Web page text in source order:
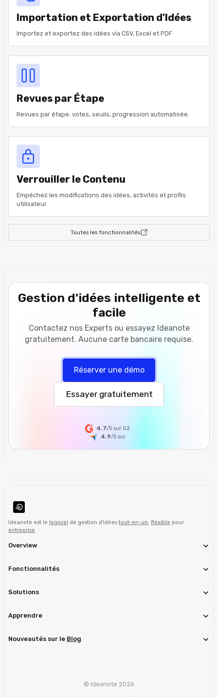
Importation et Exportation d'Idées
Importez et exportez des idées via CSV, Excel et PDF
Revues par Étape
Revues par étape: votes, seuils, progression automatisée.
Verrouiller le Contenu
Empêchez les modifications des idées, activités et profils
utilisateur.
Toutes les fonctionnalités
Gestion d'idées intelligente et
facile
Contactez nos Experts ou essayez Ideanote
gratuitement. Aucune carte bancaire requise.
Réserver une démo
Essayer gratuitement
4.7/5 sur G2
4.9/5sur
Ideanote est le logiciel de gestion d'idéestout-en-un, flexible pour
entreprise.
Overview
Fonctionnalités
Solutions
Apprendre
Nouveautés sur le Blog
© Ideanote 2026